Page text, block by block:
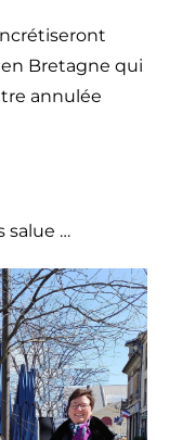
Bretagne qui
annulée
salue …